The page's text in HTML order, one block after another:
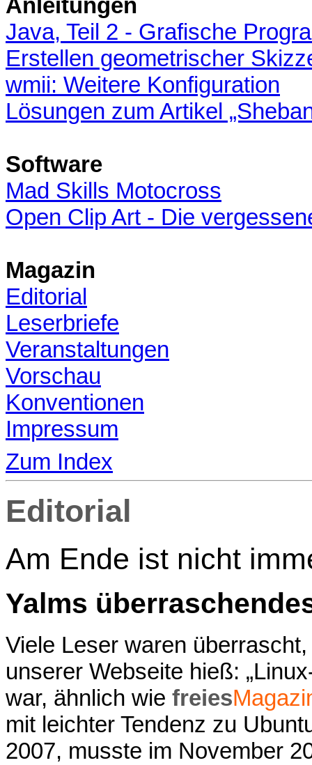
Anleitungen
Java, Teil 2 - Grafische
Erstellen geometrischer
wmii: Weitere Konfiguration
Lösungen zum Artikel
Software
Mad Skills Motocross
Open Clip Art - Die
Magazin
Editorial
Leserbriefe
Veranstaltungen
Vorschau
Konventionen
Impressum
Zum Index
Editorial
Am Ende ist nicht
Yalms
Viele Leser waren
unserer Webseite hieß:
war, ähnlich wie freies
mit leichter Tendenz zu
2007, musste im November